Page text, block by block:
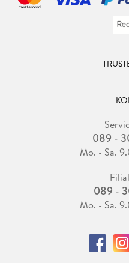
089 -
Mo. - Sa.
089 -
Mo. - Sa.